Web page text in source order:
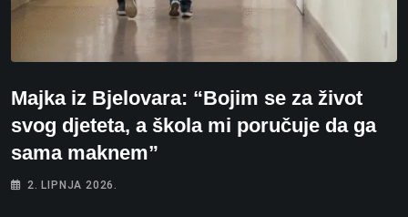
Majka iz Bjelovara: “Bojim se za život
svog djeteta, a škola mi poručuje da ga
sama maknem”
2. LIPNJA 2026.